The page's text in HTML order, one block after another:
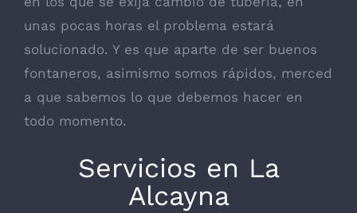
unas pocas horas el problema estará
solucionado. Y es que aparte de ser buenos
fontaneros, asimismo somos rápidos, merced
a que sabemos lo que debemos hacer en
todo momento.
Servicios en La
Alcayna